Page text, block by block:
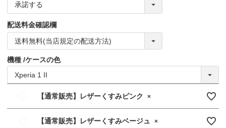
配送料金確認欄
機種 ケースの色
【通常販売】レザーくすみピンク ×
【通常販売】レザーくすみベージュ ×